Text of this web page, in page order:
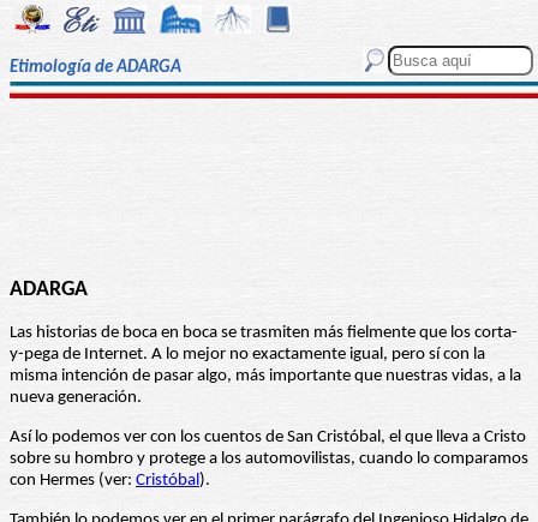
Etimología de ADARGA
ADARGA
Las historias de boca en boca se trasmiten más fielmente que los corta-
y-pega de Internet. A lo mejor no exactamente igual, pero sí con la
misma intención de pasar algo, más importante que nuestras vidas, a la
nueva generación.
Así lo podemos ver con los cuentos de San Cristóbal, el que lleva a Cristo
sobre su hombro y protege a los automovilistas, cuando lo comparamos
con Hermes (ver: Cristóbal).